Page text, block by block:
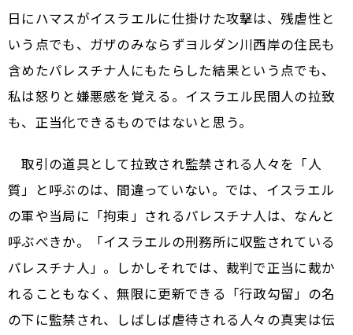
日にハマスがイスラエルに仕掛けた攻撃は、残虐性と
いう点でも、ガザのみならずヨルダン川西岸の住民も
含めたパレスチナ人にもたらした結果という点でも、
私は怒りと嫌悪感を覚える。イスラエル民間人の拉致
も、正当化できるものではないと思う。
取引の道具として拉致され監禁される人々を「人
質」と呼ぶのは、間違っていない。では、イスラエル
の軍や当局に「拘束」されるパレスチナ人は、なんと
呼ぶべきか。「イスラエルの刑務所に収監されている
パレスチナ人」。しかしそれでは、裁判で正当に裁か
れることもなく、無限に更新できる「行政勾留」の名
の下に監禁され、しばしば虐待される人々の真実は伝